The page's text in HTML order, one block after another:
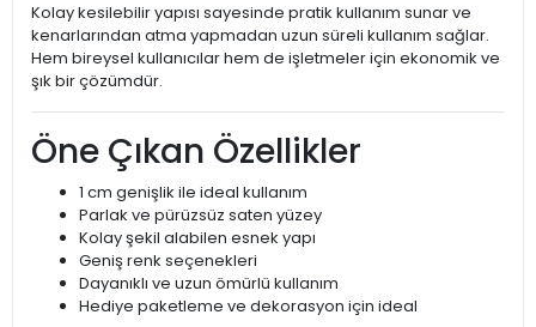
Kolay kesilebilir yapısı sayesinde pratik kullanım sunar ve
kenarlarından atma yapmadan uzun süreli kullanım sağlar.
Hem bireysel kullanıcılar hem de işletmeler için ekonomik ve
şık bir çözümdür.
Öne Çıkan Özellikler
1 cm genişlik ile ideal kullanım
Parlak ve pürüzsüz saten yüzey
Kolay şekil alabilen esnek yapı
Geniş renk seçenekleri
Dayanıklı ve uzun ömürlü kullanım
Hediye paketleme ve dekorasyon için ideal